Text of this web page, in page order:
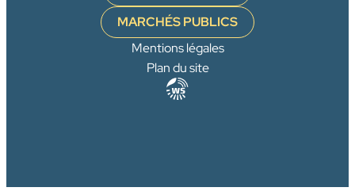
MARCHÉS PUBLICS
Mentions légales
Plan du site
Agence